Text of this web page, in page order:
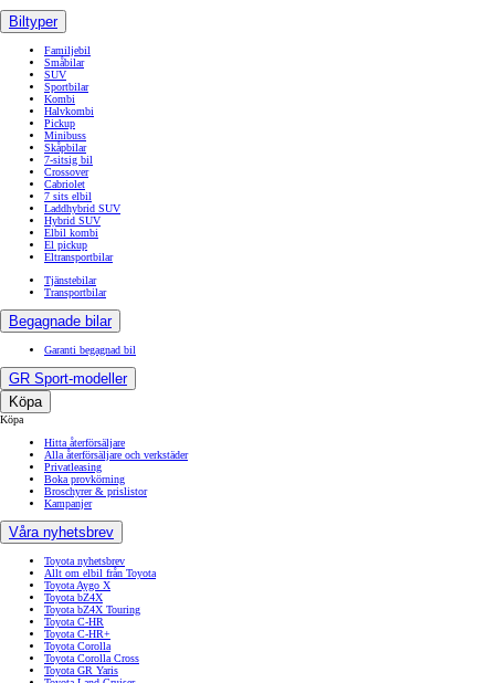
Biltyper
Familjebil
Småbilar
SUV
Sportbilar
Kombi
Halvkombi
Pickup
Minibuss
Skåpbilar
7-sitsig bil
Crossover
Cabriolet
7 sits elbil
Laddhybrid SUV
Hybrid SUV
Elbil kombi
El pickup
Eltransportbilar
Tjänstebilar
Transportbilar
Begagnade bilar
Garanti begagnad bil
GR Sport-modeller
Köpa
Köpa
Hitta återförsäljare
Alla återförsäljare och verkstäder
Privatleasing
Boka provkörning
Broschyrer & prislistor
Kampanjer
Våra nyhetsbrev
Toyota nyhetsbrev
Allt om elbil från Toyota
Toyota Aygo X
Toyota bZ4X
Toyota bZ4X Touring
Toyota C-HR
Toyota C-HR+
Toyota Corolla
Toyota Corolla Cross
Toyota GR Yaris